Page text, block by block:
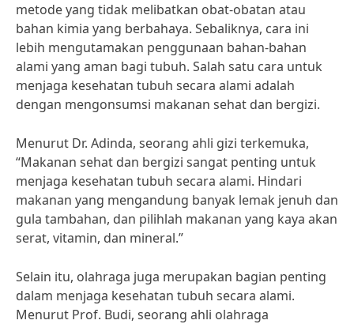
metode yang tidak melibatkan obat-obatan atau
bahan kimia yang berbahaya. Sebaliknya, cara ini
lebih mengutamakan penggunaan bahan-bahan
alami yang aman bagi tubuh. Salah satu cara untuk
menjaga kesehatan tubuh secara alami adalah
dengan mengonsumsi makanan sehat dan bergizi.
Menurut Dr. Adinda, seorang ahli gizi terkemuka,
“Makanan sehat dan bergizi sangat penting untuk
menjaga kesehatan tubuh secara alami. Hindari
makanan yang mengandung banyak lemak jenuh dan
gula tambahan, dan pilihlah makanan yang kaya akan
serat, vitamin, dan mineral.”
Selain itu, olahraga juga merupakan bagian penting
dalam menjaga kesehatan tubuh secara alami.
Menurut Prof. Budi, seorang ahli olahraga